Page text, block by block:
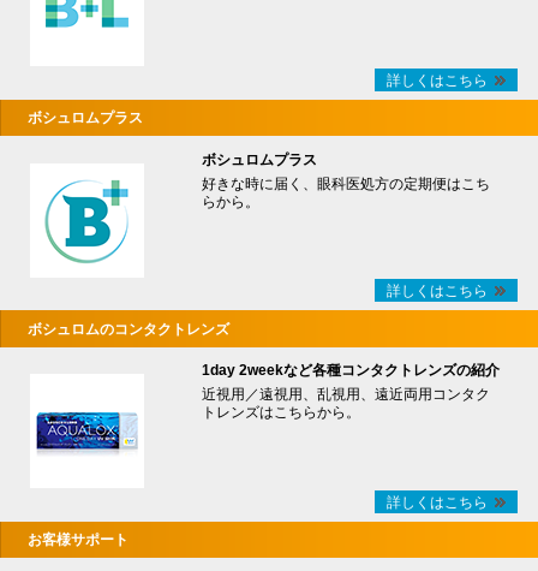
詳しくはこちら
ボシュロムプラス
ボシュロムプラス
好きな時に届く、眼科医処方の定期便はこち
らから。
詳しくはこちら
ボシュロムのコンタクトレンズ
1day 2weekなど各種コンタクトレンズの紹介
近視用／遠視用、乱視用、遠近両用コンタク
トレンズはこちらから。
詳しくはこちら
お客様サポート